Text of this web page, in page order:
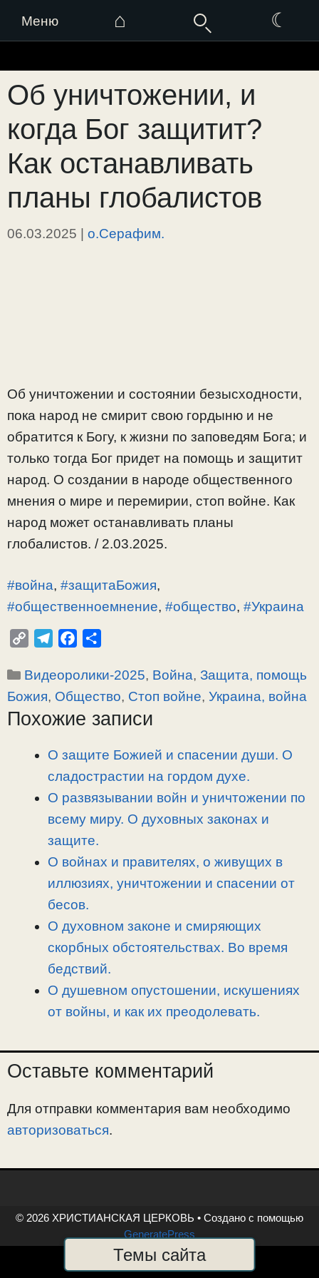
Меню ⌂ ☾
к
содержимому
Об уничтожении, и
когда Бог защитит?
Как останавливать
планы глобалистов
06.03.2025 | о.Серафим.
Об уничтожении и состоянии безысходности,
пока народ не смирит свою гордыню и не
обратится к Богу, к жизни по заповедям Бога; и
только тогда Бог придет на помощь и защитит
народ. О создании в народе общественного
мнения о мире и перемирии, стоп войне. Как
народ может останавливать планы
глобалистов. / 2.03.2025.
#война, #защитаБожия,
#общественноемнение, #общество, #Украина
p
y
L
l
e
g
a
c
e
b
п
р
а
ь
Рубрики
Видеоролики-2025, Война,Защита, помощь
Божия, Общество, Стоп войне, Украина, война
Похожие записи
О защите Божией и спасении души. О
сладострастии на гордом духе.
О развязывании войн и уничтожении по
всему миру. О духовных законах и
защите.
О войнах и правителях, о живущих в
иллюзиях, уничтожении и спасении от
бесов.
О духовном законе и смиряющих
скорбных обстоятельствах. Во время
бедствий.
О душевном опустошении, искушениях
от войны, и как их преодолевать.
Оставьте комментарий
Для отправки комментария вам необходимо
авторизоваться.
© 2026 ХРИСТИАНСКАЯ ЦЕРКОВЬ • Создано с помощью
GeneratePress
Темы сайта